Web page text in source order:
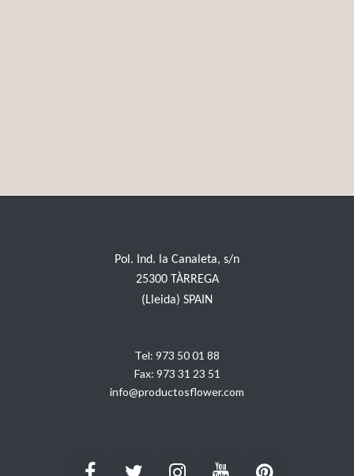
Pol. Ind. la Canaleta, s/n
25300 TÀRREGA
(Lleida) SPAIN
Tel: 973 50 01 88
Fax: 973 31 23 51
info@productosflower.com